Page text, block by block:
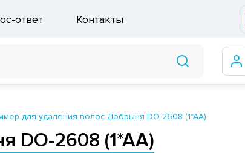
ответ Контакты
для удаления волос Добрыня DO-2608 (1*AA)
DO-2608 (1*AA)